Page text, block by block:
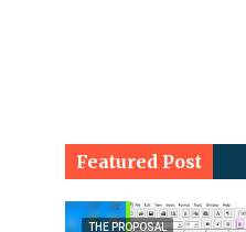
Featured Post
THE PROPOSAL